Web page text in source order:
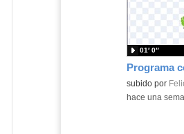
Contenido
subido por
01′ 0″
-hace una